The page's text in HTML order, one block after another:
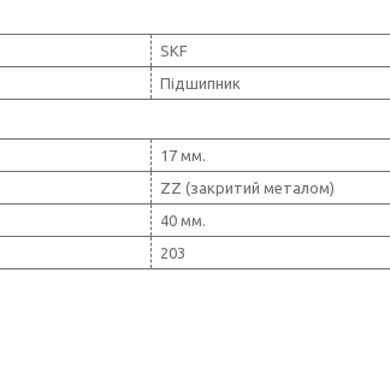
SKF
Підшипник
17 мм.
ZZ (закритий металом)
40 мм.
203